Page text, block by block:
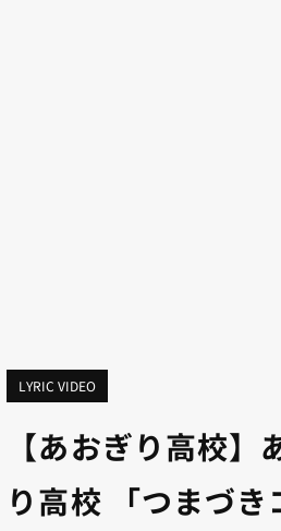
LYRIC VIDEO
【あおぎり高校】
り高校 「つまづき